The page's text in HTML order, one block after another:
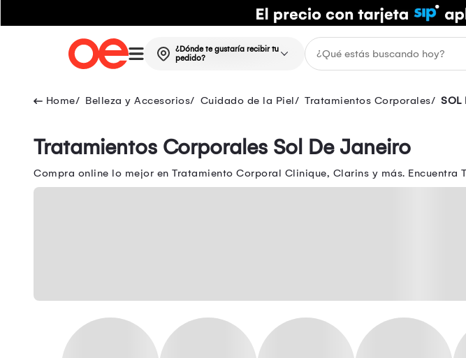
¿Dónde te gustaría recibir tu
pedido?
Belleza y Accesorios Cuidado de la Piel Tratamientos Corporales SOL
Tratamientos Corporales Sol De Janeiro
Compra online lo mejor en Tratamiento Corporal Clinique, Clarins y más.